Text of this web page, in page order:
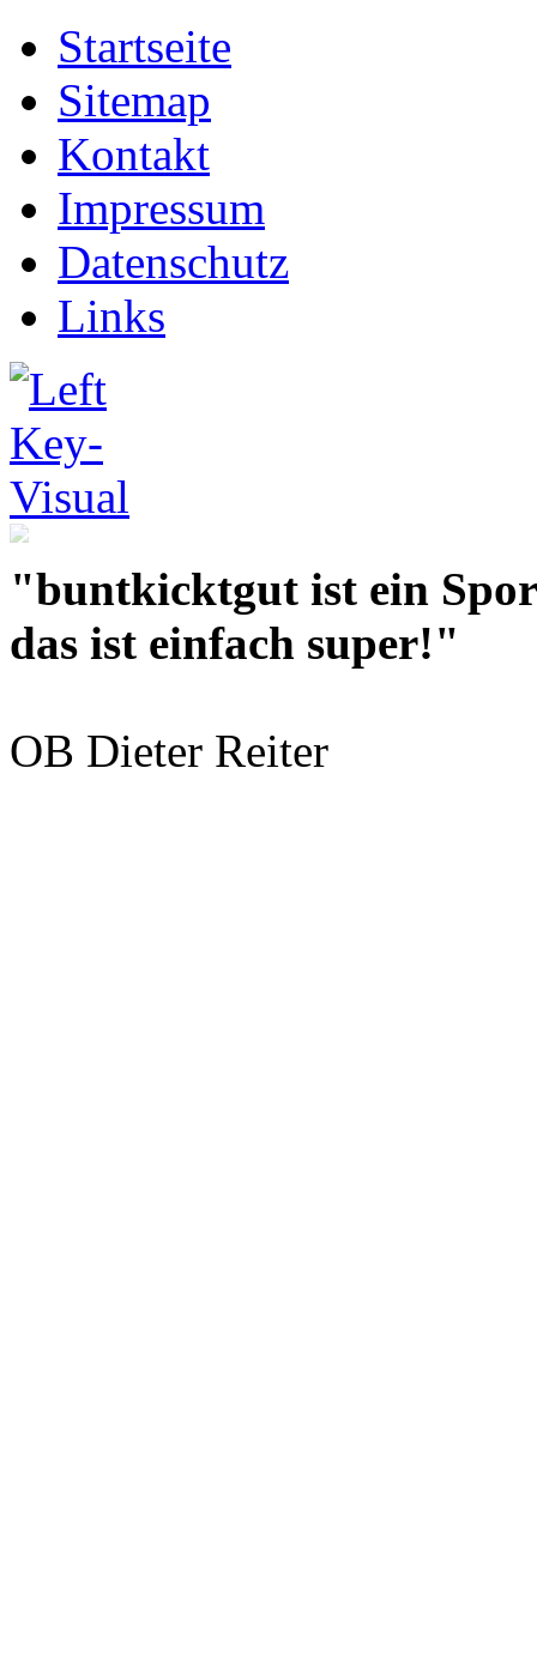
Startseite
Sitemap
Kontakt
Impressum
Datenschutz
Links
"buntkicktgut ist ein
das ist einfach super!"
OB Dieter Reiter